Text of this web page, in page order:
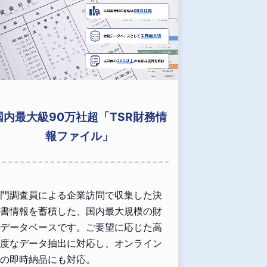
内最大級90万社超「TSR財務情
報ファイル」
調査員による企業訪問で収集した決
情報を蓄積した、国内最大規模の財
ータベースです。ご要望に応じた高
なデータ抽出に対応し、オンライン
即時納品にも対応。